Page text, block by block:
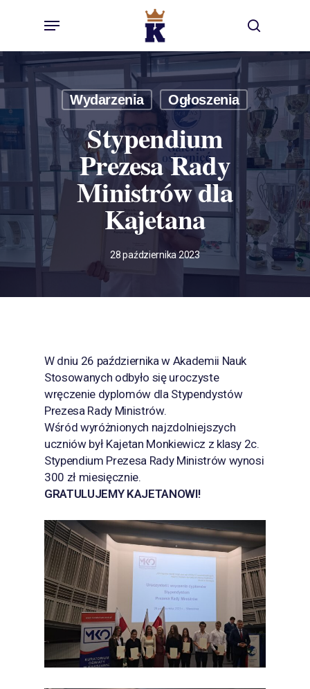
content
search
Menu
Wydarzenia Ogłoszenia
Stypendium
Prezesa Rady
Ministrów dla
Kajetana
28 października 2023
W dniu 26 października w Akademii Nauk
Stosowanych odbyło się uroczyste
wręczenie dyplomów dla Stypendystów
Prezesa Rady Ministrów.
Wśród wyróżnionych najzdolniejszych
uczniów był Kajetan Monkiewicz z klasy 2c.
Stypendium Prezesa Rady Ministrów wynosi
300 zł miesięcznie.
GRATULUJEMY KAJETANOWI!